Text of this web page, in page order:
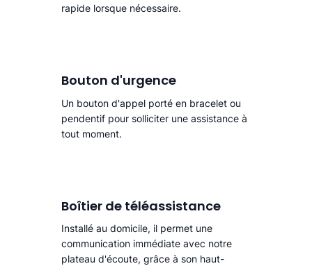
rapide lorsque nécessaire.
Bouton d'urgence
Un bouton d'appel porté en bracelet ou
pendentif pour solliciter une assistance à
tout moment.
Boîtier de téléassistance
Installé au domicile, il permet une
communication immédiate avec notre
plateau d'écoute, grâce à son haut-